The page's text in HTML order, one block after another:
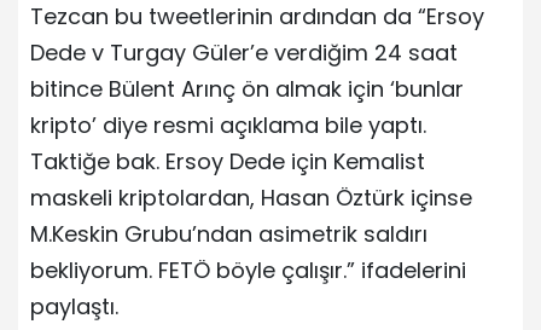
Tezcan bu tweetlerinin ardından da “Ersoy
Dede v Turgay Güler’e verdiğim 24 saat
bitince Bülent Arınç ön almak için ‘bunlar
kripto’ diye resmi açıklama bile yaptı.
Taktiğe bak. Ersoy Dede için Kemalist
maskeli kriptolardan, Hasan Öztürk içinse
M.Keskin Grubu’ndan asimetrik saldırı
bekliyorum. FETÖ böyle çalışır.” ifadelerini
paylaştı.